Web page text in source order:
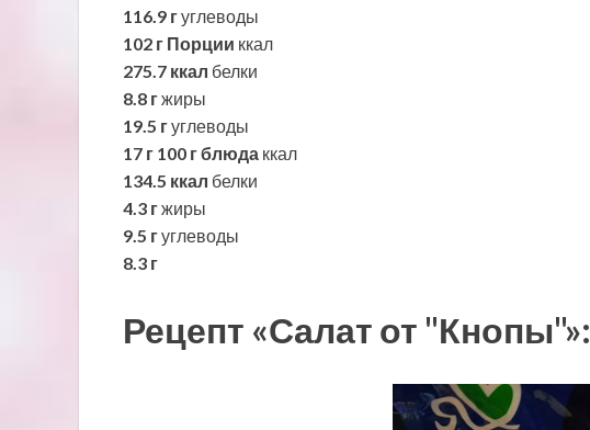
116.9 гуглеводы
102 г Порции ккал
275.7 ккал белки
8.8 гжиры
19.5 гуглеводы
17 г 100 г блюда ккал
134.5 ккал белки
4.3 гжиры
9.5 гуглеводы
8.3 г
Рецепт «Салат от "Кнопы"»: